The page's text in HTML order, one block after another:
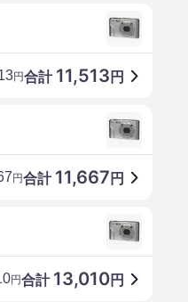
合計 11,513 円
円
合計 11,667 円
円
合計 13,010円
円